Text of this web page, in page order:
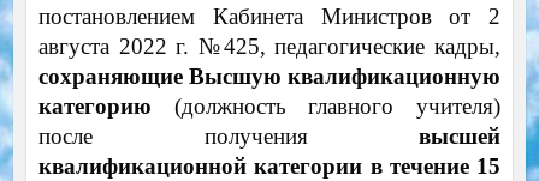
постановлением Кабинета Министров от 2
августа 2022 г. №425, педагогические кадры,
сохраняющие Высшую квалификационную
категорию (должность главного учителя)
после получениявысшей
квалификационной категории в течение 15